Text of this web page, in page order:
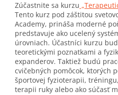
Zúčastnite sa kurzu
Tento kurz pod záštitou
Academy, prináša moderné
predstavuje ako ucelený
úrovniach. Účastníci kurzu
teoretickými poznatkami a
expanderov. Taktiež budú
cvičebných pomôcok, ktorých
športovej fyzioterapii,
terapii ruky alebo ako súčasť